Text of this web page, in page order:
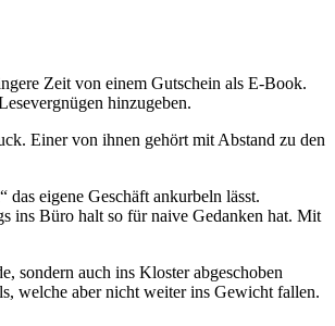
Zeit von einem Gutschein als E-Book.
hinzugeben.
Einer von ihnen gehört mit Abstand zu den
eigene Geschäft ankurbeln lässt.
ins Büro halt so für naive Gedanken hat. Mit
sondern auch ins Kloster abgeschoben
welche aber nicht weiter ins Gewicht fallen.